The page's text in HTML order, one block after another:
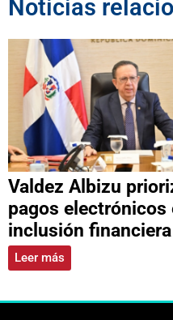
Noticias
Valdez Albizu
pagos electrónicos
inclusión financiera
Leer más